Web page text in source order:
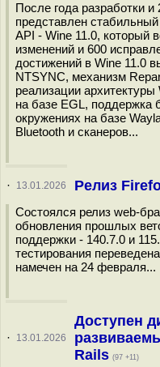
После года разработки
представлен
API - Wine 11.0, который
изменений и 600
достижений в Wine 11.0
NTSYNC, механизм
реализации
на базе EGL, поддержка
окружениях на базе
Bluetooth и сканеров...
· 13.01.2026 Релиз
Состоялся релиз web-
обновления прошлых
поддержки - 140.7.0 и
тестирования
намечен на 24 февраля...
· 13.01.2026
Доступен
Rails (97 +11)